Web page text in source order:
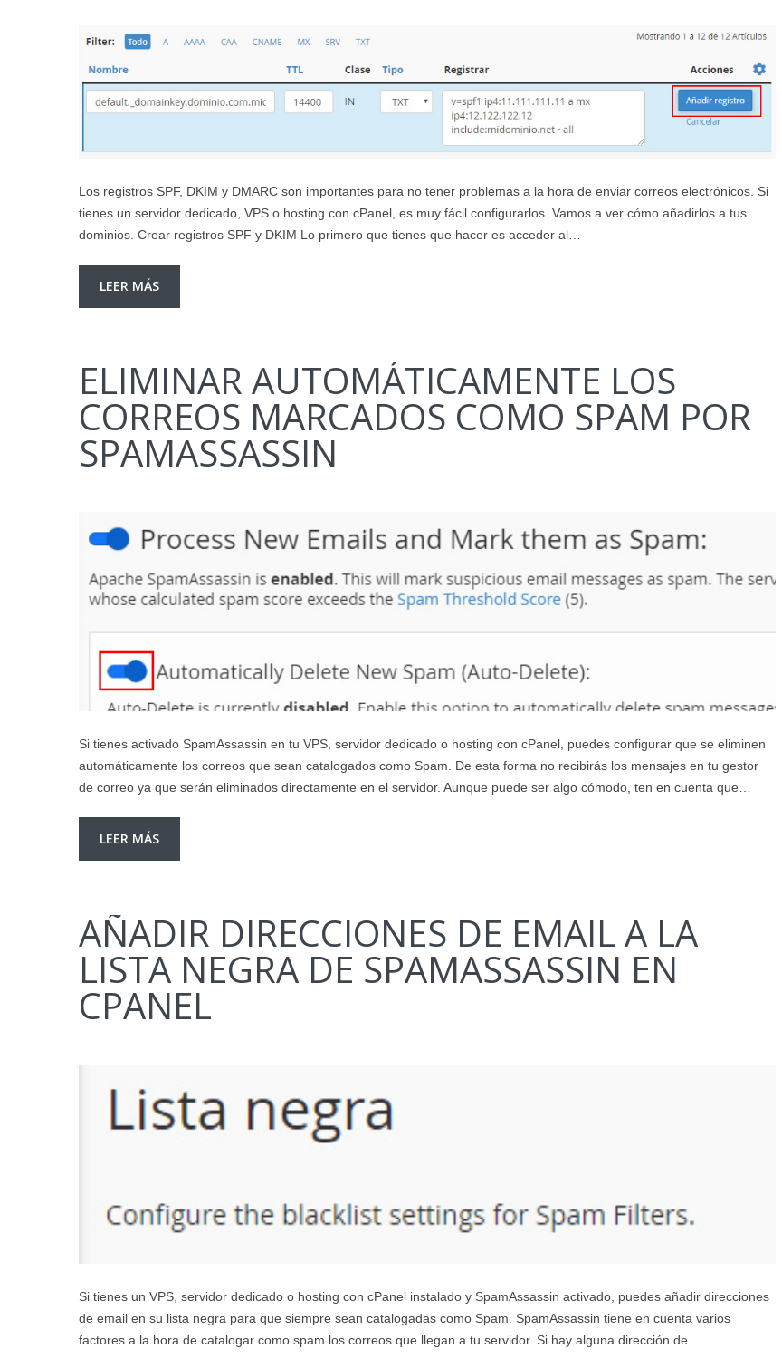
Los registros SPF, DKIM y DMARC son importantes para no tener problemas a la hora de enviar correos electrónicos. Si
tienes un servidor dedicado, VPS o hosting con cPanel, es muy fácil configurarlos. Vamos a ver cómo añadirlos a tus
dominios. Crear registros SPF y DKIM Lo primero que tienes que hacer es acceder al…
LEER MÁS
ELIMINAR AUTOMÁTICAMENTE LOS
CORREOS MARCADOS COMO SPAM POR
SPAMASSASSIN
Si tienes activado SpamAssassin en tu VPS, servidor dedicado o hosting con cPanel, puedes configurar que se eliminen
automáticamente los correos que sean catalogados como Spam. De esta forma no recibirás los mensajes en tu gestor
de correo ya que serán eliminados directamente en el servidor. Aunque puede ser algo cómodo, ten en cuenta que…
LEER MÁS
AÑADIR DIRECCIONES DE EMAIL A LA
LISTA NEGRA DE SPAMASSASSIN EN
CPANEL
Si tienes un VPS, servidor dedicado o hosting con cPanel instalado y SpamAssassin activado, puedes añadir direcciones
de email en su lista negra para que siempre sean catalogadas como Spam. SpamAssassin tiene en cuenta varios
factores a la hora de catalogar como spam los correos que llegan a tu servidor. Si hay alguna dirección de…